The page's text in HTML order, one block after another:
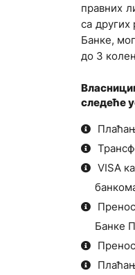
правних
са
Банке,
до 3
следеће
VISA
Банке